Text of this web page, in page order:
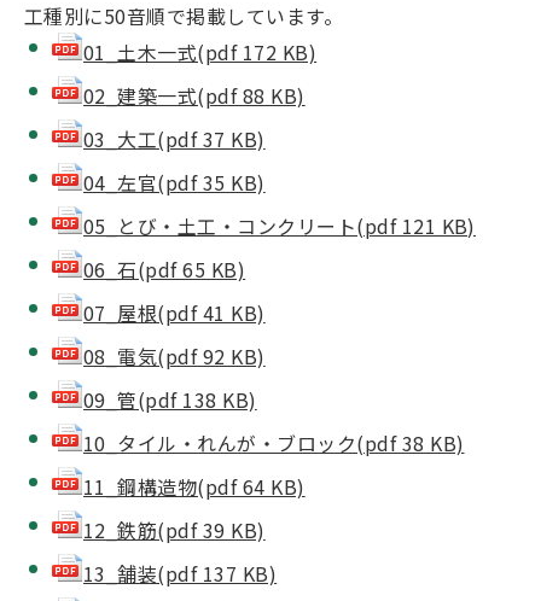
工種別に50音順で掲載しています。
01_土木一式(pdf 172 KB)
02_建築一式(pdf 88 KB)
03_大工(pdf 37 KB)
04_左官(pdf 35 KB)
05_とび・土工・コンクリート(pdf 121 KB)
06_石(pdf 65 KB)
07_屋根(pdf 41 KB)
08_電気(pdf 92 KB)
09_管(pdf 138 KB)
10_タイル・れんが・ブロック(pdf 38 KB)
11_鋼構造物(pdf 64 KB)
12_鉄筋(pdf 39 KB)
13_舗装(pdf 137 KB)